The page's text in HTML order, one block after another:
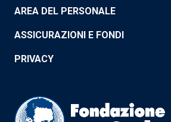
AREA DEL PERSONALE
ASSICURAZIONI E FONDI
PRIVACY